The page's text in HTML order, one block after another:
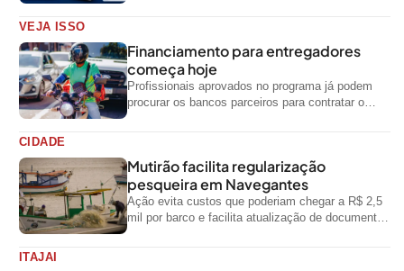
VEJA ISSO
Financiamento para entregadores
começa hoje
Profissionais aprovados no programa já podem
procurar os bancos parceiros para contratar o
CIDADE
Mutirão facilita regularização
pesqueira em Navegantes
Ação evita custos que poderiam chegar a R$ 2,5
mil por barco e facilita atualização de documentos
ITAJAI